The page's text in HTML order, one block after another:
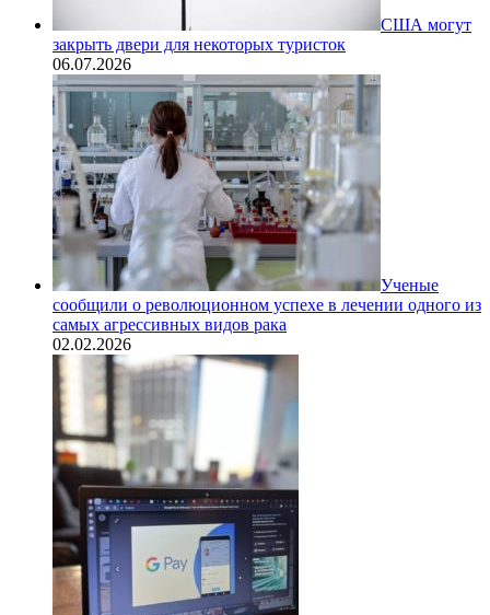
США могут
закрыть двери для некоторых туристок
06.07.2026
Ученые
сообщили о революционном успехе в лечении одного из
самых агрессивных видов рака
02.02.2026